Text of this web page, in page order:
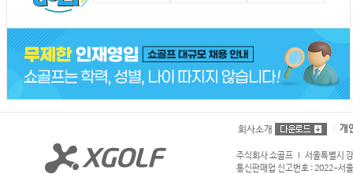
회사소개 개
주식회사 쇼골프 l 서울특별시
통신판매업 신고번호 : 2022-